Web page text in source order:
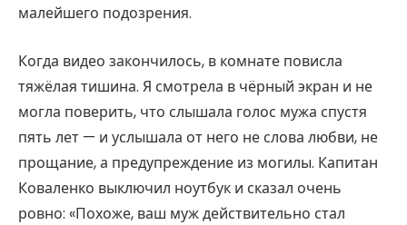
малейшего подозрения.
Когда видео закончилось, в комнате повисла
тяжёлая тишина. Я смотрела в чёрный экран и не
могла поверить, что слышала голос мужа спустя
пять лет — и услышала от него не слова любви, не
прощание, а предупреждение из могилы. Капитан
Коваленко выключил ноутбук и сказал очень
ровно: «Похоже, ваш муж действительно стал